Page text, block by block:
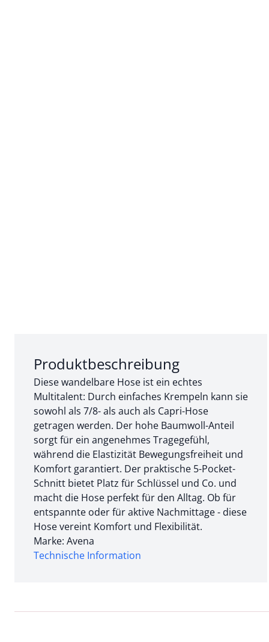
Abschnitt 1 von 3:
Produktbeschreibung
Diese wandelbare Hose ist ein echtes
Multitalent: Durch einfaches Krempeln kann sie
sowohl als 7/8- als auch als Capri-Hose
getragen werden. Der hohe Baumwoll-Anteil
sorgt für ein angenehmes Tragegefühl,
während die Elastizität Bewegungsfreiheit und
Komfort garantiert. Der praktische 5-Pocket-
Schnitt bietet Platz für Schlüssel und Co. und
macht die Hose perfekt für den Alltag. Ob für
entspannte oder für aktive Nachmittage - diese
Hose vereint Komfort und Flexibilität.
Marke: Avena
Technische Information